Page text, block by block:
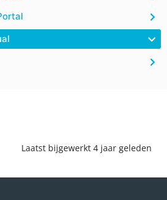
Laatst bijgewerkt 4 jaar geleden